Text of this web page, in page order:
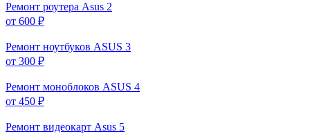
Ремонт роутера Asus 2
от 600 ₽
Ремонт ноутбуков ASUS 3
от 300 ₽
Ремонт моноблоков ASUS 4
от 450 ₽
Ремонт видеокарт Asus 5